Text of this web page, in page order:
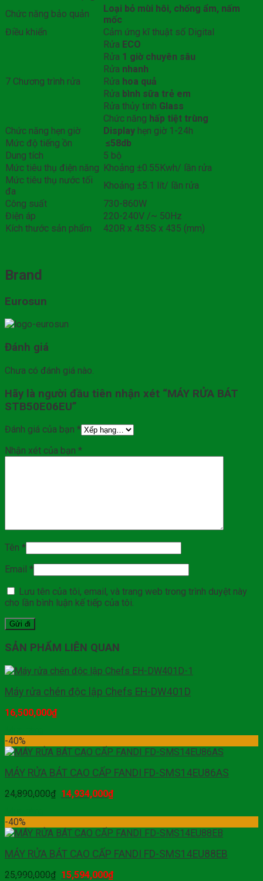
Chức năng bảo quản
Loại bỏ mùi hôi, chống ẩm, nấm
mốc
Điều khiển
Cảm ứng kĩ thuật số Digital
7 Chương trình rửa
Rửa ECO
Rửa 1 giờ chuyên sâu
Rửa nhanh
Rửa hoa quả
Rửa bình sữa trẻ em
Rửa thủy tinh Glass
Chức năng hấp tiệt trùng
Chức năng hẹn giờ
Display hẹn giờ 1-24h
Mức độ tiếng ồn
≤58db
Dung tích
5 bộ
Mức tiêu thụ điện năng Khoảng ±0.55Kwh/ lần rửa
Mức tiêu thụ nước tối
đa
Khoảng ±5.1 lít/ lần rửa
Công suất
730-860W
Điện áp
220-240V /~ 50Hz
Kích thước sản phẩm
420R x 435S x 435 (mm)
Brand
Eurosun
Đánh giá
Chưa có đánh giá nào.
Hãy là người đầu tiên nhận xét “MÁY RỬA BÁT
STB50E06EU”
Đánh giá của bạn *
Nhận xét của bạn *
Tên *
Email *
Lưu tên của tôi, email, và trang web trong trình duyệt này
cho lần bình luận kế tiếp của tôi.
SẢN PHẨM LIÊN QUAN
Máy rửa chén độc lập Chefs EH-DW401D
16,500,000₫
-40%
MÁY RỬA BÁT CAO CẤP FANDI FD-SMS14EU86AS
24,890,000₫ 14,934,000₫
-40%
MÁY RỬA BÁT CAO CẤP FANDI FD-SMS14EU88EB
25,990,000₫ 15,594,000₫